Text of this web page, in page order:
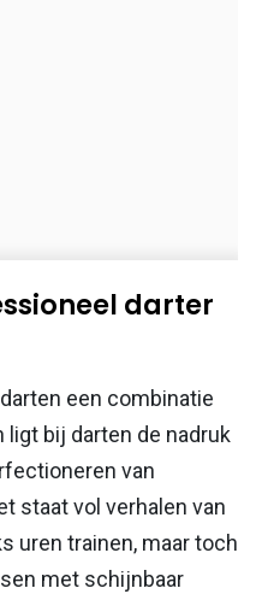
darter
een combinatie
ligt bij darten de nadruk
van
staat vol verhalen van
uren trainen, maar toch
met schijnbaar